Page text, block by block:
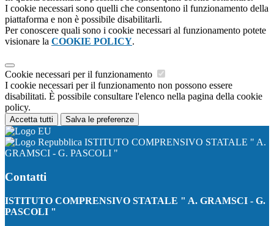
I cookie necessari sono quelli che consentono il funzionamento della
piattaforma e non è possibile disabilitarli.
Per conoscere quali sono i cookie necessari al funzionamento potete
visionare la COOKIE POLICY.
Cookie necessari per il funzionamento
I cookie necessari per il funzionamento non possono essere
disabilitati. È possibile consultare l'elenco nella pagina della cookie
policy.
Accetta tutti Salva le preferenze
ISTITUTO COMPRENSIVO STATALE " A.
GRAMSCI - G. PASCOLI "
Contatti
ISTITUTO COMPRENSIVO STATALE " A. GRAMSCI - G.
PASCOLI "